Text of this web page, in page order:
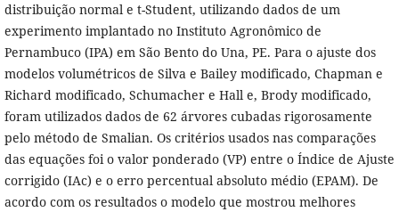
distribuição normal e t-Student, utilizando dados de um
experimento implantado no Instituto Agronômico de
Pernambuco (IPA) em São Bento do Una, PE. Para o ajuste dos
modelos volumétricos de Silva e Bailey modificado, Chapman e
Richard modificado, Schumacher e Hall e, Brody modificado,
foram utilizados dados de 62 árvores cubadas rigorosamente
pelo método de Smalian. Os critérios usados nas comparações
das equações foi o valor ponderado (VP) entre o Índice de Ajuste
corrigido (IAc) e o erro percentual absoluto médio (EPAM). De
acordo com os resultados o modelo que mostrou melhores